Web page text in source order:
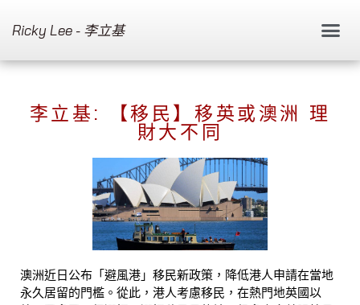
Ricky Lee - 李立基
李立基: 【移民】移英或澳洲 理
財大不同
澳洲近日公布「避風港」移民新政策，降低港人申請在當地
永久居留的門檻。從此，港人考慮移民，在熱門地英國以